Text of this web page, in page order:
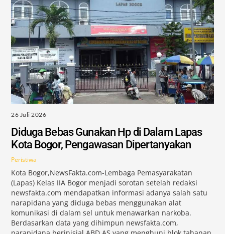
26 Juli 2026
Diduga Bebas Gunakan Hp di Dalam Lapas
Kota Bogor, Pengawasan Dipertanyakan
Peristiwa
Kota Bogor,NewsFakta.com-Lembaga Pemasyarakatan
(Lapas) Kelas IIA Bogor menjadi sorotan setelah redaksi
newsfakta.com mendapatkan informasi adanya salah satu
narapidana yang diduga bebas menggunakan alat
komunikasi di dalam sel untuk menawarkan narkoba.
Berdasarkan data yang dihimpun newsfakta.com,